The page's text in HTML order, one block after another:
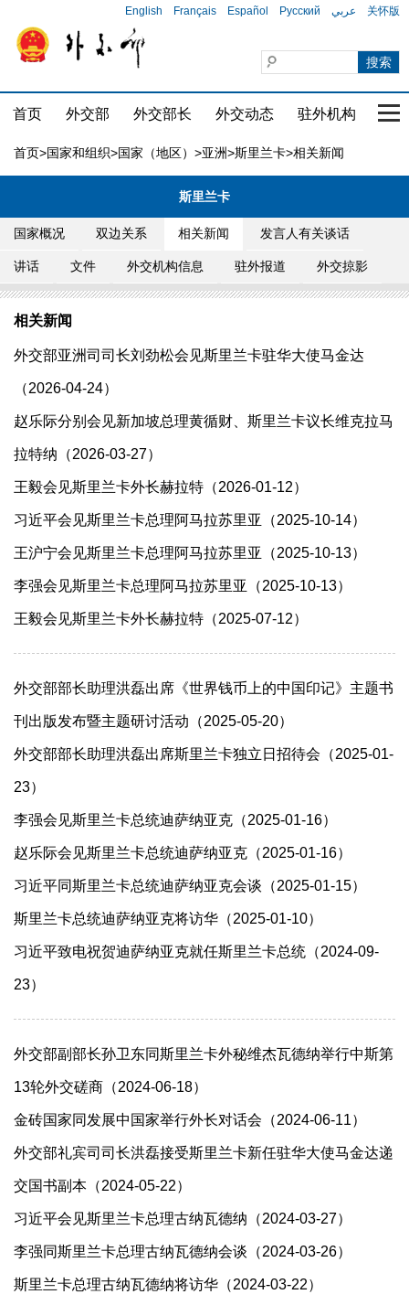
English Français Español Русский عربي 关怀版
首页 外交部 外交部长 外交动态 驻外机构 国
首页>国家和组织>国家（地区） >亚洲>斯里兰卡>相关新闻
斯里兰卡
国家概况 双边关系 相关新闻 发言人有关谈话
讲话 文件 外交机构信息 驻外报道 外交掠影
相关新闻
外交部亚洲司司长刘劲松会见斯里兰卡驻华大使马金达
（2026-04-24）
赵乐际分别会见新加坡总理黄循财、斯里兰卡议长维克拉马
拉特纳（2026-03-27）
王毅会见斯里兰卡外长赫拉特（2026-01-12）
习近平会见斯里兰卡总理阿马拉苏里亚（2025-10-14）
王沪宁会见斯里兰卡总理阿马拉苏里亚（2025-10-13）
李强会见斯里兰卡总理阿马拉苏里亚（2025-10-13）
王毅会见斯里兰卡外长赫拉特（2025-07-12）
外交部部长助理洪磊出席《世界钱币上的中国印记》主题书
刊出版发布暨主题研讨活动（2025-05-20）
外交部部长助理洪磊出席斯里兰卡独立日招待会（2025-01-
23）
李强会见斯里兰卡总统迪萨纳亚克（2025-01-16）
赵乐际会见斯里兰卡总统迪萨纳亚克（2025-01-16）
习近平同斯里兰卡总统迪萨纳亚克会谈（2025-01-15）
斯里兰卡总统迪萨纳亚克将访华（2025-01-10）
习近平致电祝贺迪萨纳亚克就任斯里兰卡总统（2024-09-
23）
外交部副部长孙卫东同斯里兰卡外秘维杰瓦德纳举行中斯第
13轮外交磋商（2024-06-18）
金砖国家同发展中国家举行外长对话会（2024-06-11）
外交部礼宾司司长洪磊接受斯里兰卡新任驻华大使马金达递
交国书副本（2024-05-22）
习近平会见斯里兰卡总理古纳瓦德纳（2024-03-27）
李强同斯里兰卡总理古纳瓦德纳会谈（2024-03-26）
斯里兰卡总理古纳瓦德纳将访华（2024-03-22）